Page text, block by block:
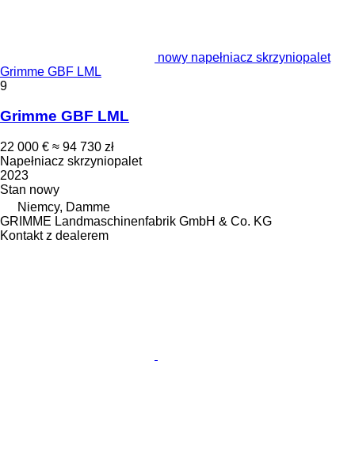
nowy napełniacz skrzyniopalet
Grimme GBF LML
9
Grimme GBF LML
22 000 € ≈ 94 730 zł
Napełniacz skrzyniopalet
2023
Stan nowy
Niemcy, Damme
GRIMME Landmaschinenfabrik GmbH & Co. KG
Kontakt z dealerem